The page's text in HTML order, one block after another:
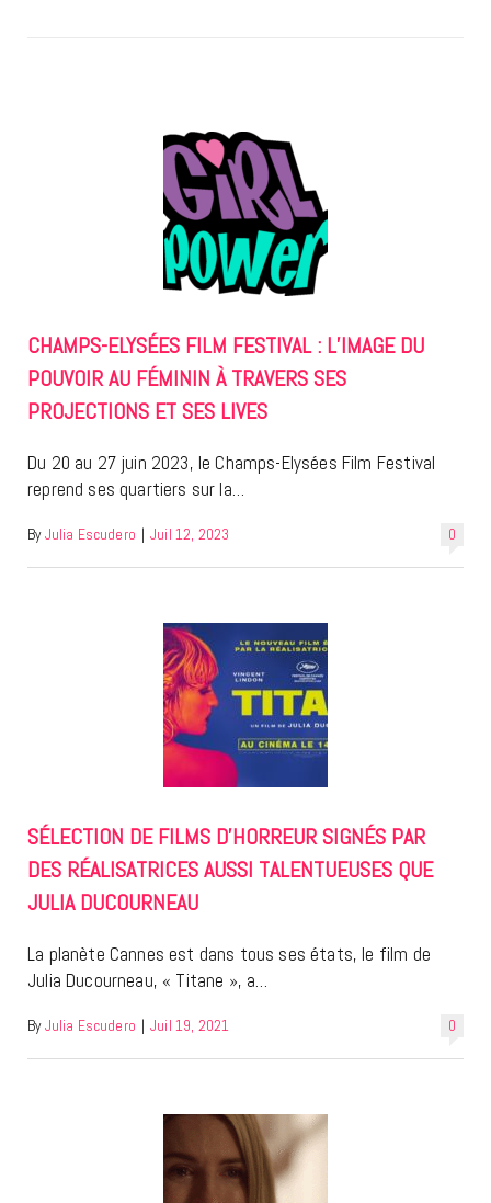
CHAMPS-ELYSÉES FILM FESTIVAL : L’IMAGE DU
POUVOIR AU FÉMININ À TRAVERS SES
PROJECTIONS ET SES LIVES
Du 20 au 27 juin 2023, le Champs-Elysées Film Festival
reprend ses quartiers sur la…
0
By Julia Escudero | Juil 12, 2023
SÉLECTION DE FILMS D’HORREUR SIGNÉS PAR
DES RÉALISATRICES AUSSI TALENTUEUSES QUE
JULIA DUCOURNEAU
La planète Cannes est dans tous ses états, le film de
Julia Ducourneau, « Titane », a…
0
By Julia Escudero | Juil 19, 2021